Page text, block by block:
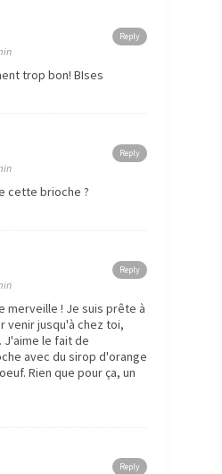
Reply
trop bon! BIses
Reply
cette brioche ?
Reply
merveille ! Je suis prête à
venir jusqu'à chez toi,
J'aime le fait de
avec du sirop d'orange
Rien que pour ça, un
Reply